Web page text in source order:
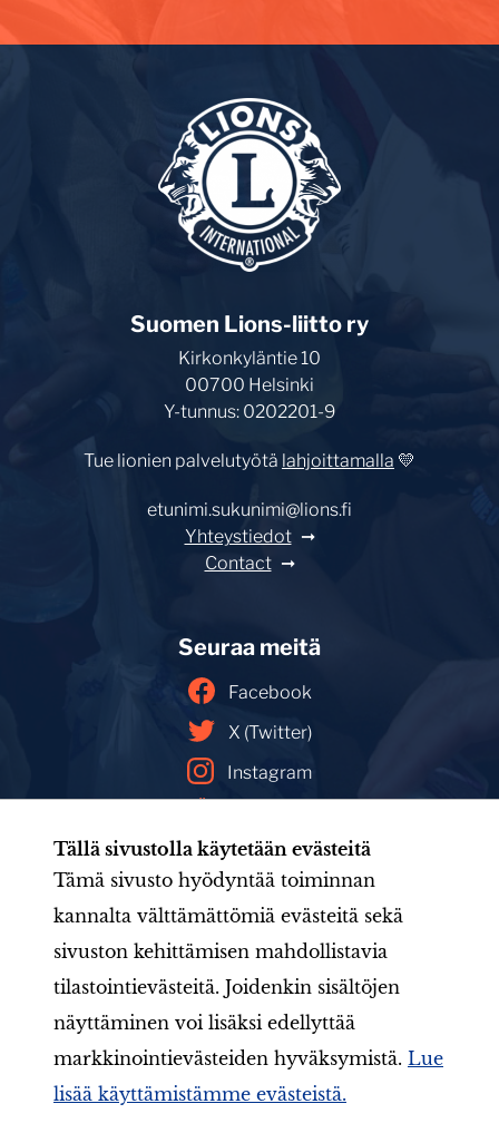
Tällä sivustolla käytetään evästeitä
Tämä sivusto hyödyntää toiminnan
kannalta välttämättömiä evästeitä sekä
sivuston kehittämisen mahdollistavia
tilastointievästeitä. Joidenkin sisältöjen
näyttäminen voi lisäksi edellyttää
markkinointievästeiden hyväksymistä. Lue
lisää käyttämistämme evästeistä.
Suomen Lions-liitto ry
Kirkonkyläntie 10
00700 Helsinki
Y-tunnus: 0202201-9
Tue lionien palvelutyötä lahjoittamalla 💛
etunimi.sukunimi@lions.fi
Yhteystiedot
Contact
Seuraa meitä
Facebook
X (Twitter)
Instagram
Facebookin mainoskirjasto
Järjestö Aineistot LIONS-valmennus